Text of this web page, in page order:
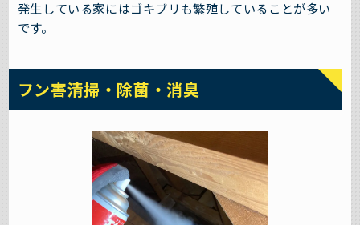
発生している家にはゴキブリも繁殖していることが多い
です。
フン害清掃・除菌・消臭